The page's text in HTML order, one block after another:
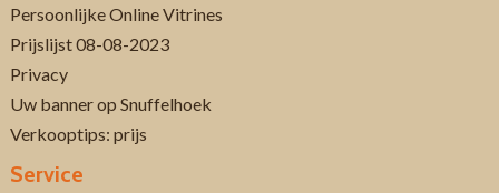
Persoonlijke Online Vitrines
Prijslijst 08-08-2023
Privacy
Uw banner op Snuffelhoek
Verkooptips: prijs
Service